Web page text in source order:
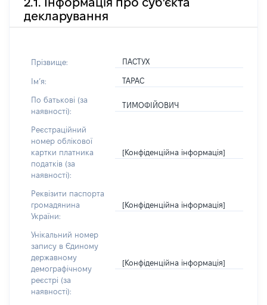
декларування
Прізвище: ПАСТУХ
Імʼя: ТАРАС
По батькові (за
наявності):
ТИМОФІЙОВИЧ
Реєстраційний
номер облікової
картки платника
податків (за
наявності):
[Конфіденційна інформація]
Реквізити паспорта
громадянина
України:
[Конфіденційна інформація]
Унікальний номер
запису в Єдиному
державному
демографічному
реєстрі (за
наявності):
[Конфіденційна інформація]